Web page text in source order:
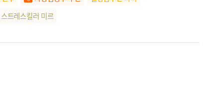
스트레스킬러 미르